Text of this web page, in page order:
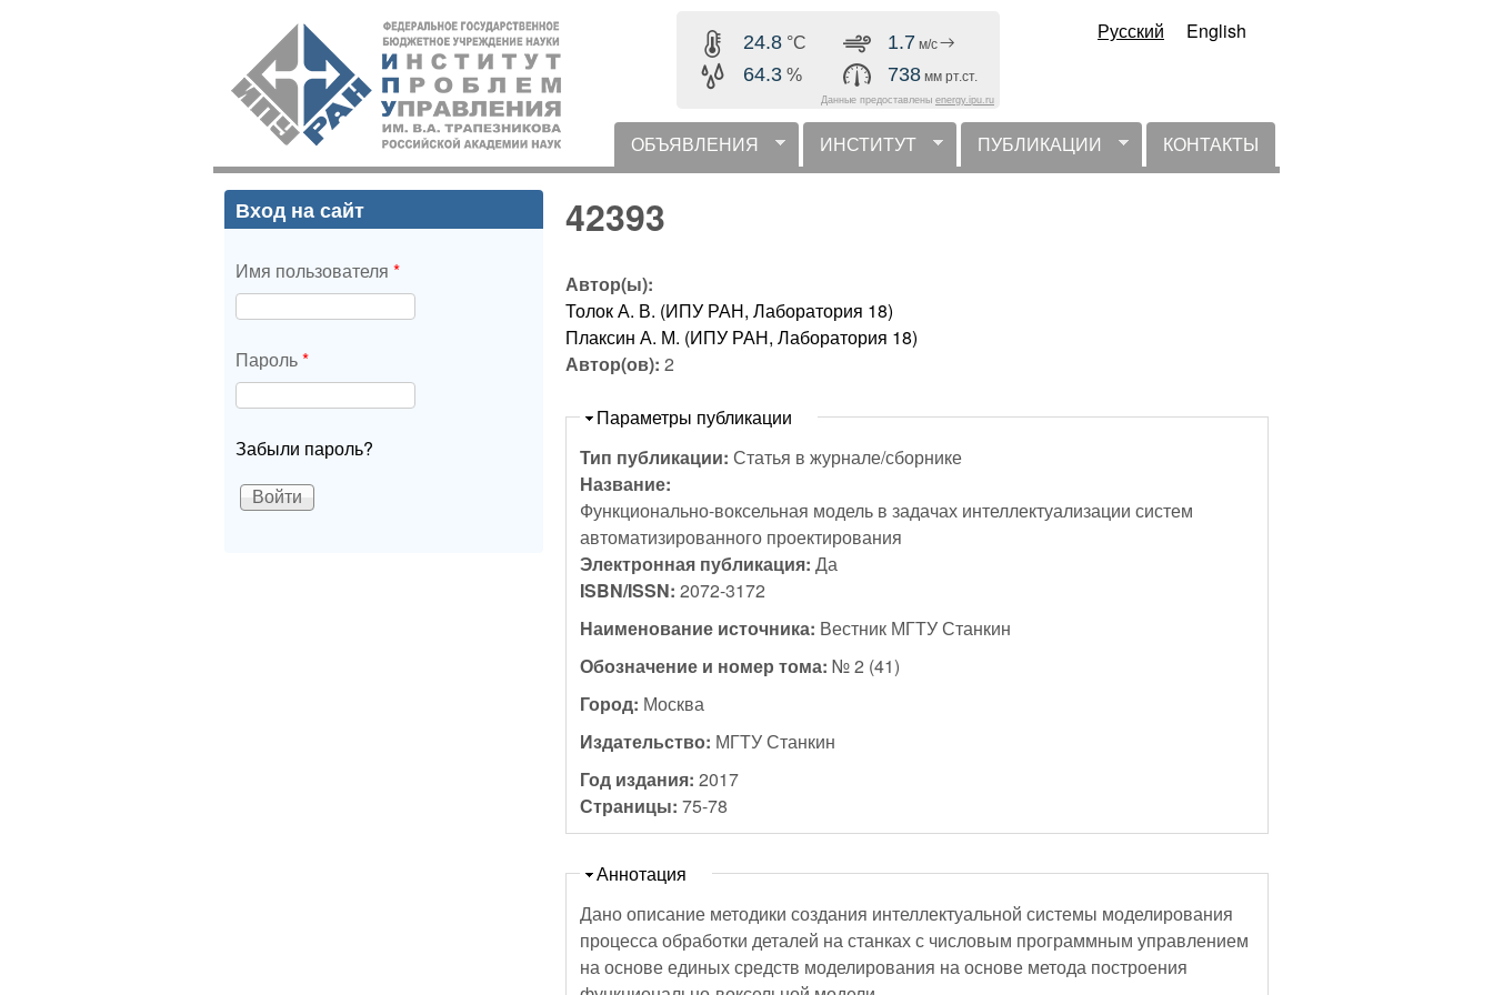
содержанию
ИПУ
РАН
24.8 °C
64.3 %
1.7 м/с
738 мм рт.ст.
Данные предоставлены energy.ipu.ru
Русский English
горизонтальное меню
ОБЪЯВЛЕНИЯ ИНСТИТУТ ПУБЛИКАЦИИ КОНТАКТЫ
42393
Автор(ы):
Толок А. В. (ИПУ РАН, Лаборатория 18)
Плаксин А. М. (ИПУ РАН, Лаборатория 18)
Автор(ов):2
Скрыть
Параметры публикации
Тип публикации:Статья в журнале/сборнике
Название:
Функционально-воксельная модель в задачах интеллектуализации систем
автоматизированного проектирования
Электронная публикация:Да
ISBN/ISSN:2072-3172
Наименование источника: Вестник МГТУ Станкин
Обозначение и номер тома:№ 2 (41)
Город: Москва
Издательство: МГТУ Станкин
Год издания:2017
Страницы:75-78
Скрыть
Аннотация
Дано описание методики создания интеллектуальной системы моделирования
процесса обработки деталей на станках с числовым программным управлением
на основе единых средств моделирования на основе метода построения
Вход на сайт
Имя пользователя *
Пароль*
Забыли пароль?